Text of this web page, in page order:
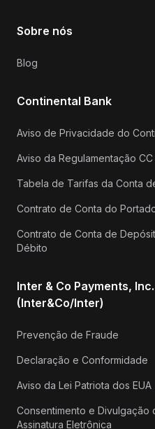
Sobre nós
Blog
Continental Bank
Aviso de Privacidade do
Aviso da Regulamentação CC
Tabela de Tarifas da Conta
Contrato de Conta do
Contrato de Conta de
Débito
Inter & Co Payments, Inc.
(Inter&Co/Inter)
Prevenção de Fraude
Declaração e Conformidade
Aviso da Lei Patriota dos EUA
Consentimento e Divulgação
Assinatura Eletrônica